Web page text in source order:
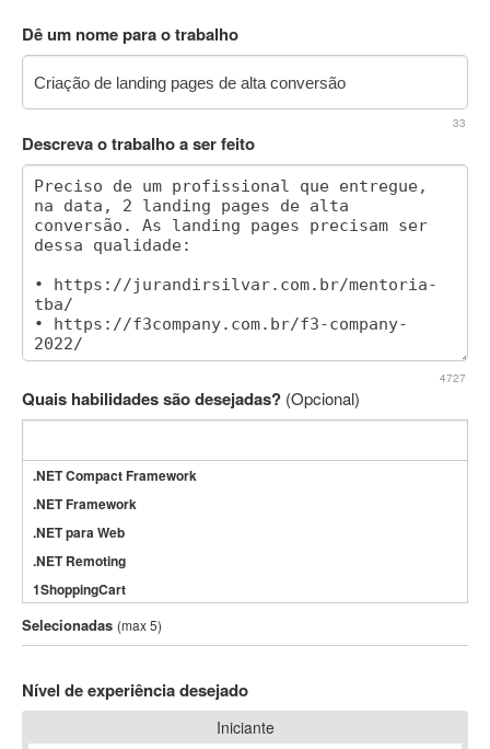
Dê um nome para o trabalho
33
Descreva o trabalho a ser feito
4727
Quais habilidades são desejadas? (Opcional)
.NET Compact Framework
.NET Framework
.NET para Web
.NET Remoting
1ShoppingCart
3DS Max
3GSM
802.11
Selecionadas (max 5)
Nível de experiência desejado
Iniciante